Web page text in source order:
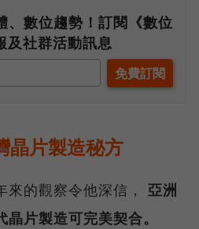
、數位趨勢！訂閱《數位
及社群活動訊息
晶片製造秘方
的觀察令他深信， 亞洲
片製造可完美契合。